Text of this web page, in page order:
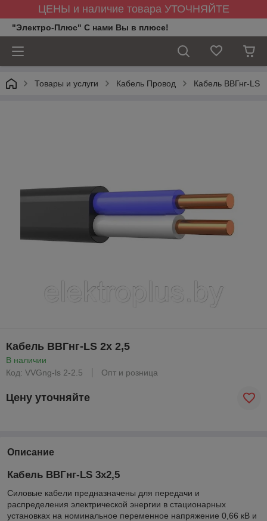
ЦЕНЫ и наличие товара УТОЧНЯЙТЕ
"Электро-Плюс" С нами Вы в плюсе!
Товары и услуги Кабель Провод Кабель ВВГнг-LS
Кабель ВВГнг-LS 2х 2,5
В наличии
Код: VVGng-ls 2-2.5
Опт и розница
Цену уточняйте
Описание
Кабель ВВГнг-LS 3х2,5
Силовые кабели предназначены для передачи и
распределения электрической энергии в стационарных
установках на номинальное переменное напряжение 0,66 кВ и